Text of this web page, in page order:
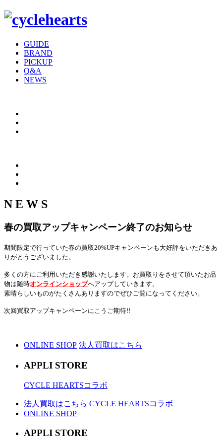
GUIDE
BRAND
PICKUP
Q&A
NEWS
N E W S
春の買取アップキャンペーン終了のお知らせ
期間限定で行っていた春の買取20%UPキャンペーンも 大好評をいただきあ
りがとうございました。
多くの方にご利用いただき感謝いたします。 お買取りをさせて頂いたお品
物は随時オンラインショップへアップしていきます。
素晴らしいものがたくさんありますのでぜひご覧になってください。
次回買取アップキャンペーンにこうご期待!!
ONLINE SHOP 法人買取はこちら
APPLI STORE
CYCLE HEARTSコラボ
法人買取はこちら CYCLE HEARTSコラボ
ONLINE SHOP
APPLI STORE